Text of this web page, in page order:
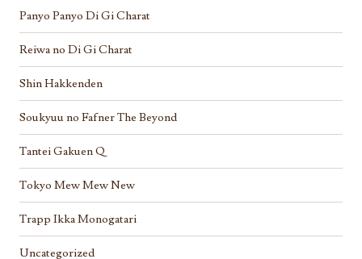
Panyo Panyo Di Gi Charat
Reiwa no Di Gi Charat
Shin Hakkenden
Soukyuu no Fafner The Beyond
Tantei Gakuen Q
Tokyo Mew Mew New
Trapp Ikka Monogatari
Uncategorized